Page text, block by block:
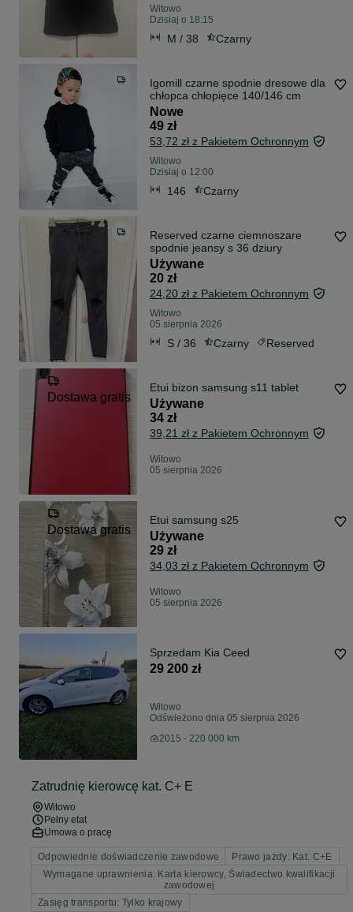
Witowo
Dzisiaj o 18:15
M / 38 Czarny
Igomill czarne spodnie dresowe dla
chłopca chłopięce 140/146 cm
Nowe
49 zł
53,72 zł z Pakietem Ochronnym
Witowo
Dzisiaj o 12:00
146 Czarny
Reserved czarne ciemnoszare
spodnie jeansy s 36 dziury
Używane
20 zł
24,20 zł z Pakietem Ochronnym
Witowo
05 sierpnia 2026
S / 36 Czarny Reserved
Dostawa gratis
Etui bizon samsung s11 tablet
Używane
34 zł
39,21 zł z Pakietem Ochronnym
Witowo
05 sierpnia 2026
Dostawa gratis
Etui samsung s25
Używane
29 zł
34,03 zł z Pakietem Ochronnym
Witowo
05 sierpnia 2026
Sprzedam Kia Ceed
29 200 zł
Witowo
Odświeżono dnia 05 sierpnia 2026
2015 - 220 000 km
Zatrudnię kierowcę kat. C+ E
Witowo
Pełny etat
Umowa o pracę
Odpowiednie doświadczenie zawodowe
Prawo jazdy: Kat. C+E
Wymagane uprawnienia: Karta kierowcy, Świadectwo kwalifikacji
zawodowej
Zasięg transportu: Tylko krajowy